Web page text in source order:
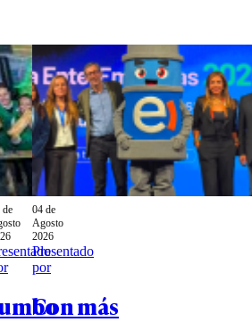
de
04 de
Agosto
2026
Presentado
por
Con más